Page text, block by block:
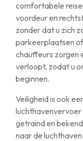
comfortabele
voordeur en
zonder dat u zich
parkeerplaatsen
chauffeurs zorgen
verloopt, zodat u
beginnen.
Veiligheid is ook
luchthavenvervoer
getraind en
naar de